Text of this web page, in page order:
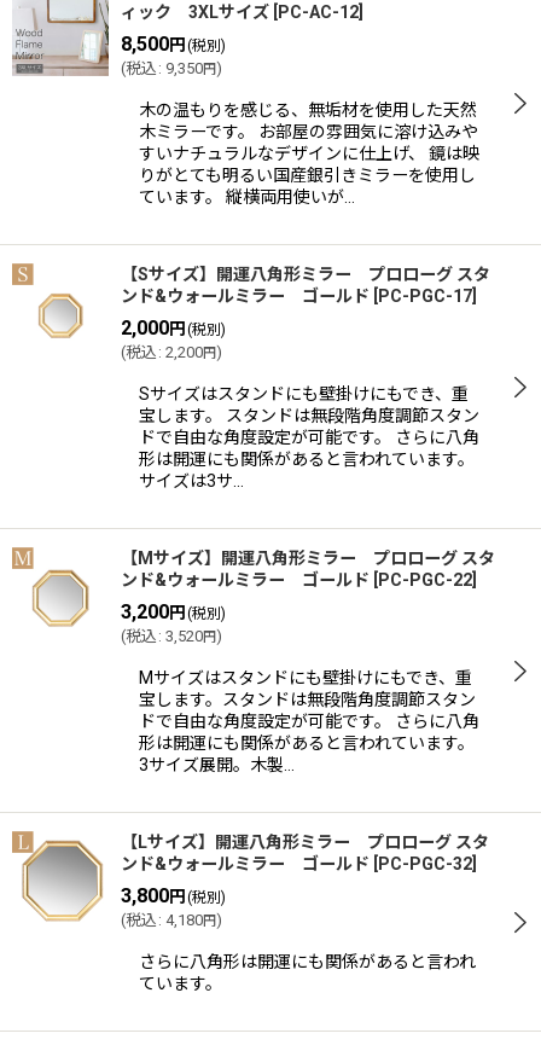
ィック 3XLサイズ
PC-AC-12
8,500円 (税別)
(税込 : 9,350円)
木の温もりを感じる、無垢材を使用した天然
木ミラーです。 お部屋の雰囲気に溶け込みや
すいナチュラルなデザインに仕上げ、 鏡は映
りがとても明るい国産銀引きミラーを使用し
ています。 縦横両用使いが…
【Sサイズ】開運八角形ミラー プロローグ スタ
ンド&ウォールミラー ゴールド
PC-PGC-17
2,000円 (税別)
(税込 : 2,200円)
Sサイズはスタンドにも壁掛けにもでき、重
宝します。 スタンドは無段階角度調節スタン
ドで自由な角度設定が可能です。 さらに八角
形は開運にも関係があると言われています。
サイズは3サ…
【Mサイズ】開運八角形ミラー プロローグ スタ
ンド&ウォールミラー ゴールド
PC-PGC-22
3,200円 (税別)
(税込 : 3,520円)
Mサイズはスタンドにも壁掛けにもでき、重
宝します。スタンドは無段階角度調節スタン
ドで自由な角度設定が可能です。 さらに八角
形は開運にも関係があると言われています。
3サイズ展開。木製…
【Lサイズ】開運八角形ミラー プロローグ スタ
ンド&ウォールミラー ゴールド
PC-PGC-32
3,800円 (税別)
(税込 : 4,180円)
さらに八角形は開運にも関係があると言われ
ています。